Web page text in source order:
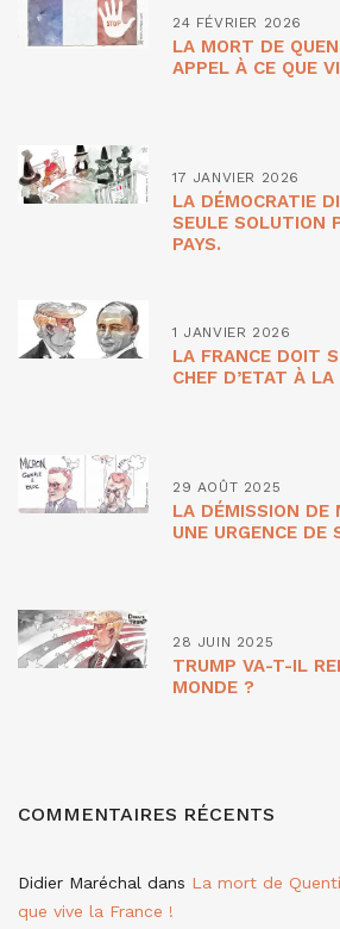
24 FÉVRIER 2026
LA MORT DE
APPEL À CE QUE
17 JANVIER 2026
LA DÉMOCRATIE
SEULE SOLUTION
PAYS.
1 JANVIER 2026
LA FRANCE DOIT
CHEF D’ETAT À LA
29 AOÛT 2025
LA DÉMISSION DE
UNE URGENCE DE
28 JUIN 2025
TRUMP VA-T-IL
MONDE ?
COMMENTAIRES RÉCENTS
Didier Maréchal dans La mort de
que vive la France !